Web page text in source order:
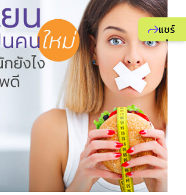
แชร์
แนะนำ
ธุรกิจ
ยูไลฟ์
ให้
เพื่อน
เพื่อ
เปิด
โอกาส
สร้าง
รายได้
กับ